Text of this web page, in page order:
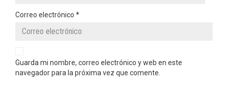
Correo electrónico *
Guarda mi nombre, correo electrónico y web en este
navegador para la próxima vez que comente.